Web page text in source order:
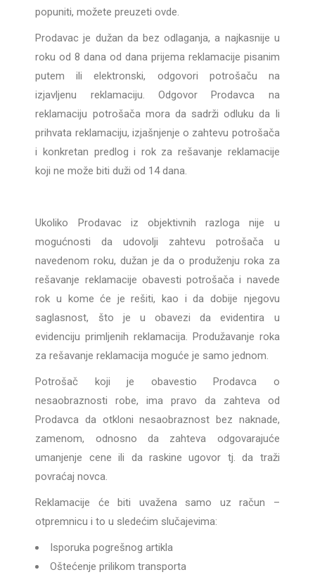
popuniti, možete preuzeti ovde.
Prodavac je dužan da bez odlaganja, a najkasnije u
roku od 8 dana od dana prijema reklamacije pisanim
putem ili elektronski, odgovori potrošaču na
izjavljenu reklamaciju. Odgovor Prodavca na
reklamaciju potrošača mora da sadrži odluku da li
prihvata reklamaciju, izjašnjenje o zahtevu potrošača
i konkretan predlog i rok za rešavanje reklamacije
koji ne može biti duži od 14 dana.
Ukoliko Prodavac iz objektivnih razloga nije u
mogućnosti da udovolji zahtevu potrošača u
navedenom roku, dužan je da o produženju roka za
rešavanje reklamacije obavesti potrošača i navede
rok u kome će je rešiti, kao i da dobije njegovu
saglasnost, što je u obavezi da evidentira u
evidenciju primljenih reklamacija. Produžavanje roka
za rešavanje reklamacija moguće je samo jednom.
Potrošač koji je obavestio Prodavca o
nesaobraznosti robe, ima pravo da zahteva od
Prodavca da otkloni nesaobraznost bez naknade,
zamenom, odnosno da zahteva odgovarajuće
umanjenje cene ili da raskine ugovor tj. da traži
povraćaj novca.
Reklamacije će biti uvažena samo uz račun –
otpremnicu i to u sledećim slučajevima:
Isporuka pogrešnog artikla
Oštećenje prilikom transporta